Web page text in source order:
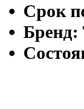
Cрок
Бренд: